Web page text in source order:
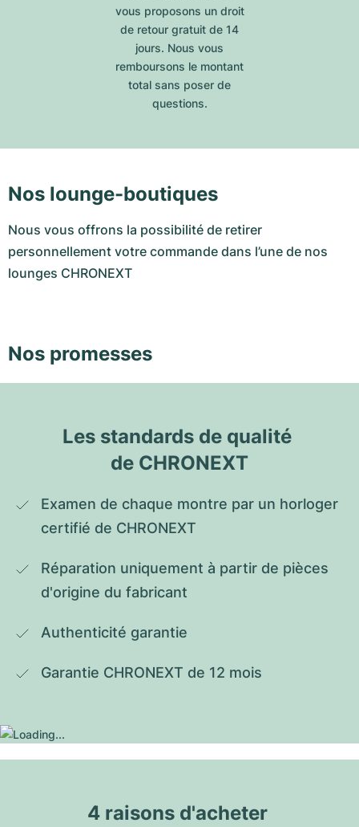
vous proposons un droit
de retour gratuit de 14
jours. Nous vous
remboursons le montant
total sans poser de
questions.
Nos lounge-boutiques
Nous vous offrons la possibilité de retirer
personnellement votre commande dans l’une de nos
lounges CHRONEXT
Nos promesses
Les standards de qualité
de CHRONEXT
Examen de chaque montre par un horloger
certifié de CHRONEXT
Réparation uniquement à partir de pièces
d'origine du fabricant
Authenticité garantie
Garantie CHRONEXT de 12 mois
4 raisons d'acheter